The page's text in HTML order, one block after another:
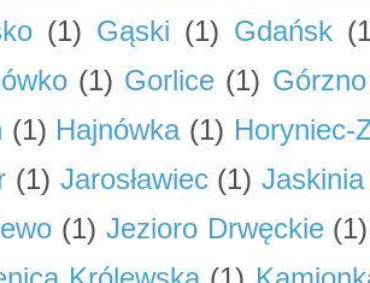
(1) Gąski (1) Gdańsk
(1) Gorlice (1) Górzno
(1) Hajnówka (1) Horyniec-
(1) Jarosławiec (1)
(1) Jezioro Drwęckie (1)